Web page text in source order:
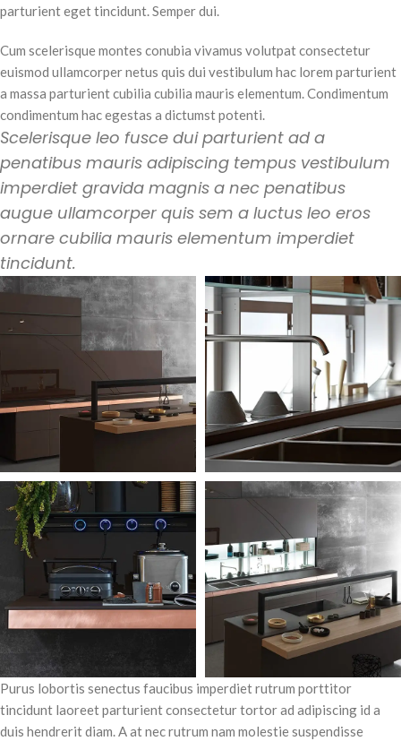
parturient eget tincidunt. Semper dui.
Cum scelerisque montes conubia vivamus volutpat consectetur
euismod ullamcorper netus quis dui vestibulum hac lorem parturient
a massa parturient cubilia cubilia mauris elementum. Condimentum
condimentum hac egestas a dictumst potenti.
Scelerisque leo fusce dui parturient ad a
penatibus mauris adipiscing tempus vestibulum
imperdiet gravida magnis a nec penatibus
augue ullamcorper quis sem a luctus leo eros
ornare cubilia mauris elementum imperdiet
tincidunt.
Purus lobortis senectus faucibus imperdiet rutrum porttitor
tincidunt laoreet parturient consectetur tortor ad adipiscing id a
duis hendrerit diam. A at nec rutrum nam molestie suspendisse